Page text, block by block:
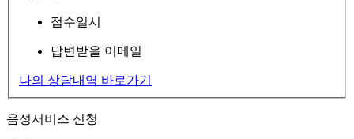
접수일시
답변받을 이메일
나의 상담내역 바로가기
음성서비스 신청